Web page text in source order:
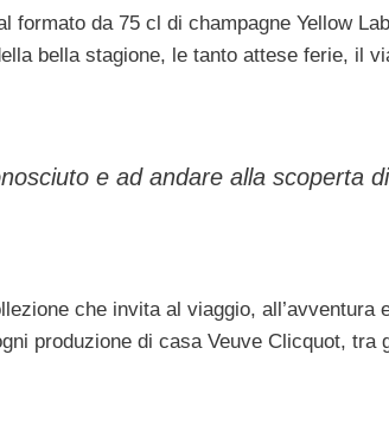
formato da 75 cl di champagne Yellow
bella stagione, le tanto attese ferie, il
e ad andare alla scoperta
che invita al viaggio, all’avventura
produzione di casa Veuve Clicquot, tra